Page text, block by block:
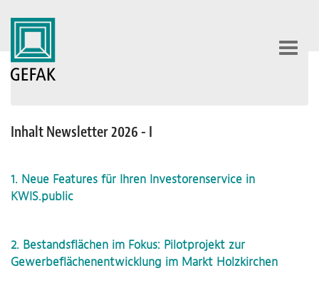
Inhalt Newsletter 2026 - I
1. Neue Features für Ihren Investorenservice in
KWIS.public
2. Bestandsflächen im Fokus: Pilotprojekt zur
Gewerbeflächenentwicklung im Markt Holzkirchen